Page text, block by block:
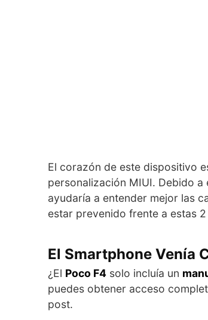
El corazón de este dispositivo
personalización MIUI. Debido a
ayudaría a entender mejor las
estar prevenido frente a estas
El Smartphone Venía
¿El Poco F4 solo incluía un
puedes obtener acceso
post.